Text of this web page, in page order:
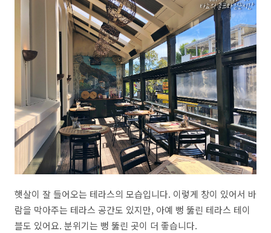
햇살이 잘 들어오는 테라스의 모습입니다. 이렇게 창이 있어서 바
람을 막아주는 테라스 공간도 있지만, 아예 뻥 뚫린 테라스 테이
블도 있어요. 분위기는 뻥 뚫린 곳이 더 좋습니다.